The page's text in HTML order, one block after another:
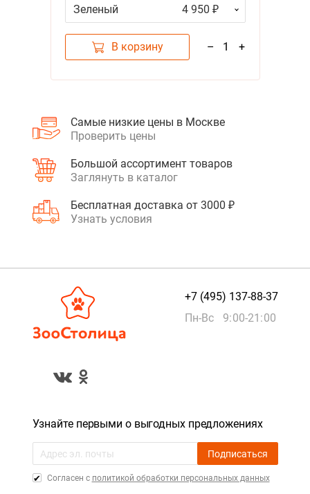
Зеленый 4 950 ₽
В корзину – 1 +
Самые низкие цены в Москве
Проверить цены
Большой ассортимент товаров
Заглянуть в каталог
Бесплатная доставка от 3000 ₽
Узнать условия
+7 (495) 137-88-37
Пн-Вс 9:00-21:00
Узнайте первыми о выгодных предложениях
Подписаться
Cогласен с политикой обработки персональных данных